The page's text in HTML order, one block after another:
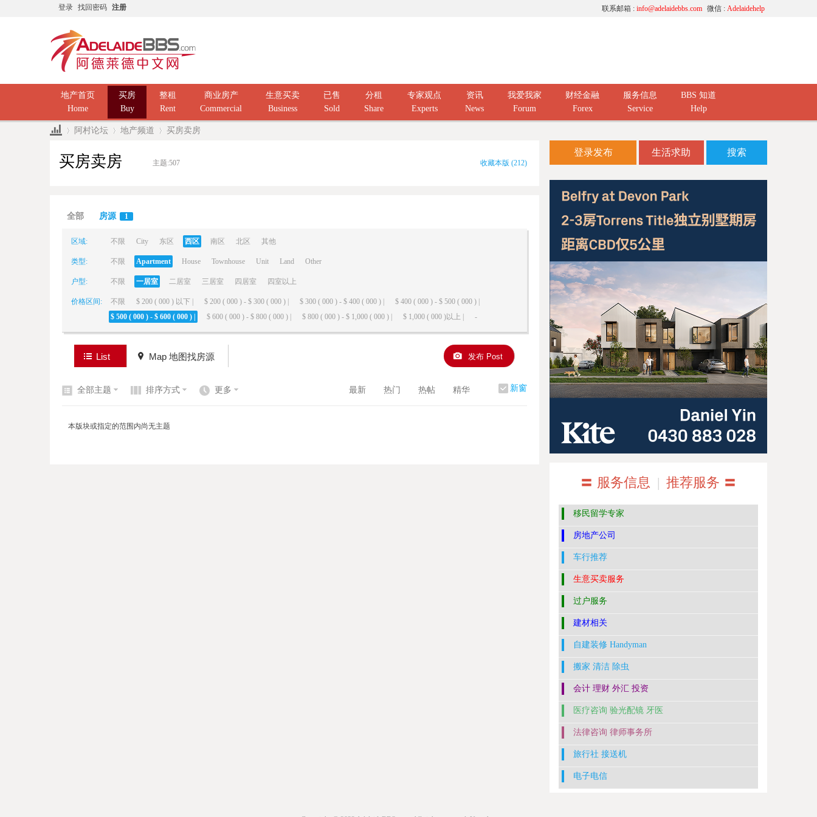
登录 找回密码 注册 微信 : Adelaidehelp
联系邮箱 : info@adelaidebbs.com
地产首页
Home
买房
Buy
整租
Rent
商业房产
Commercial
生意买卖
Business
已售
Sold
分租
Share
专家观点
Experts
资讯
News
我爱我家
Forum
财经金融
Forex
服务信息
Service
BBS 知道
Help
阿村论坛 地产频道 买房卖房
买房卖房 主题:507 收藏本版 (212)
全部 房源 1
区域: 不限 City 东区 西区 南区 北区 其他
类型: 不限 Apartment House Townhouse Unit Land Other
户型: 不限 一居室 二居室 三居室 四居室 四室以上
价格区间: 不限 $ 200 ( 000 ) 以下 | $ 200 ( 000 ) - $ 300 ( 000 ) | $ 300 ( 000 ) - $ 400 ( 000 ) |
$ 400 ( 000 ) - $ 500 ( 000 ) |
$ 500 ( 000 ) - $ 600 ( 000 ) |
$ 600 ( 000 ) - $ 800 ( 000 ) | $ 800 ( 000 ) - $ 1,000 ( 000 ) | $ 1,000 ( 000 )以上 | -
List Map 地图找房源 发布 Post
新窗
全部主题 排序方式 更多 最新 热门 热帖 精华
本版块或指定的范围内尚无主题
登录发布 生活求助 搜索
〓 服务信息 | 推荐服务 〓
移民留学专家
房地产公司
车行推荐
生意买卖服务
过户服务
建材相关
自建装修 Handyman
搬家 清洁 除虫
会计 理财 外汇 投资
医疗咨询 验光配镜 牙医
法律咨询 律师事务所
旅行社 接送机
电子电信